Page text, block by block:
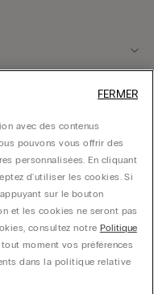
di Villafranca (VR) -
avec des contenus
pouvons vous offrir des
personnalisées. En cliquant
d'utiliser les cookies. Si
sur le bouton
et les cookies ne seront pas
consultez notre Politique
moment vos préférences
dans la politique relative
FERMER